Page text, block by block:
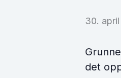
30.
det